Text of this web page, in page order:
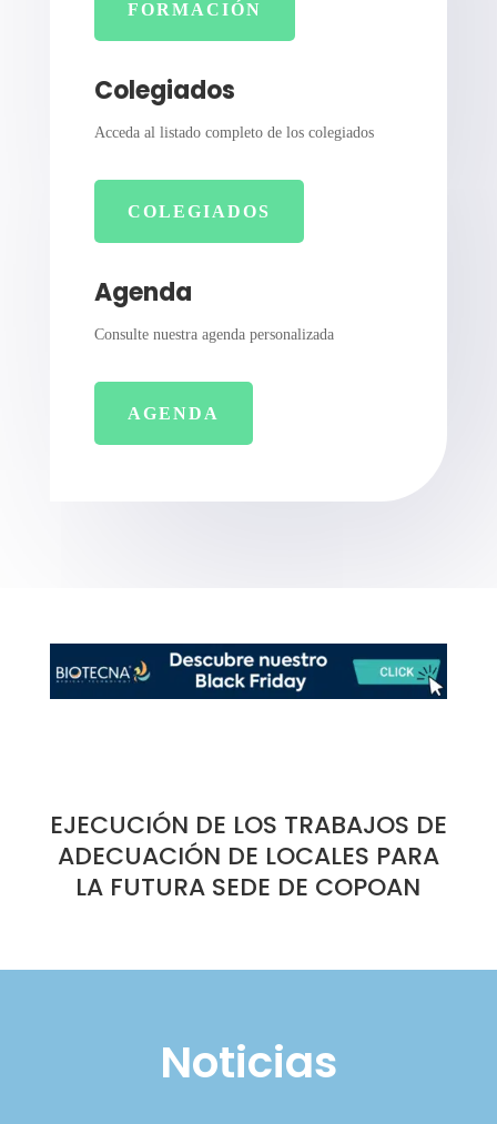
FORMACIÓN
Colegiados
Acceda al listado completo de los colegiados
COLEGIADOS
Agenda
Consulte nuestra agenda personalizada
AGENDA
EJECUCIÓN DE LOS TRABAJOS DE
ADECUACIÓN DE LOCALES PARA
LA FUTURA SEDE DE COPOAN
Noticias